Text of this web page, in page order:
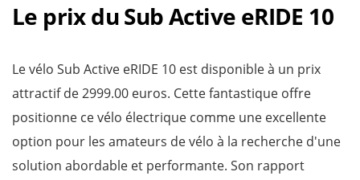
Le prix du Sub Active eRIDE 10
Le vélo Sub Active eRIDE 10 est disponible à un prix
attractif de 2999.00 euros. Cette fantastique offre
positionne ce vélo électrique comme une excellente
option pour les amateurs de vélo à la recherche d'une
solution abordable et performante. Son rapport